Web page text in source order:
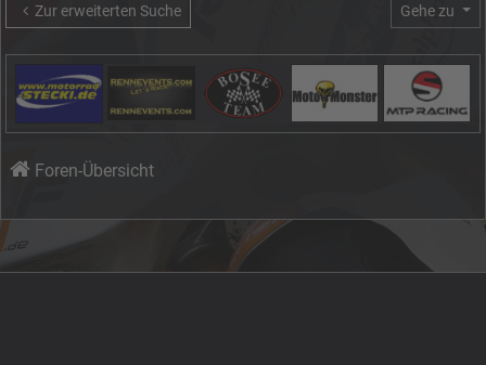
Zur erweiterten Suche Gehe zu
Foren-Übersicht